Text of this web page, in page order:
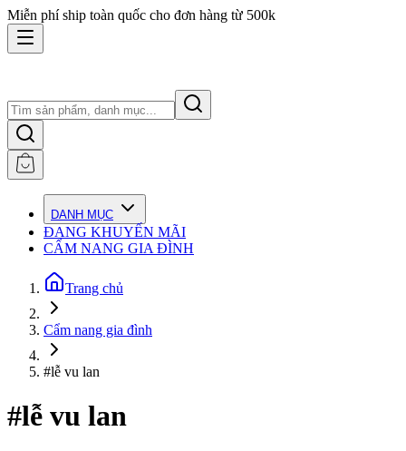
Miễn phí ship toàn quốc cho đơn hàng từ 500k
DANH MỤC
ĐANG KHUYẾN MÃI
CẨM NANG GIA ĐÌNH
Trang chủ
Cẩm nang gia đình
#lễ vu lan
#lễ vu lan